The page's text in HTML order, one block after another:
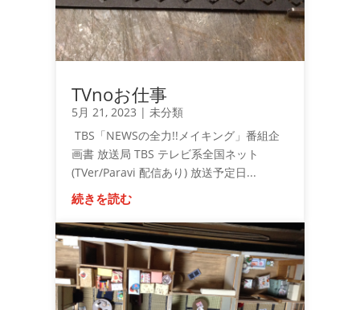
TVnoお仕事
5月 21, 2023 | 未分類
TBS「NEWSの全力!!メイキング」番組企
画書 放送局 TBS テレビ系全国ネット
(TVer/Paravi 配信あり) 放送予定日...
続きを読む